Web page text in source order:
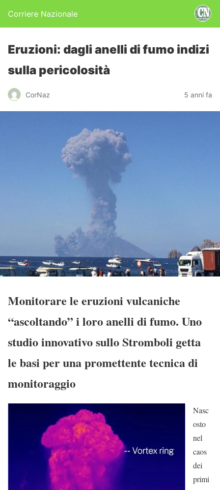
Corriere Nazionale
Eruzioni: dagli anelli di fumo indizi
sulla pericolosità
CorNaz 5 anni fa
Monitorare le eruzioni vulcaniche
“ascoltando” i loro anelli di fumo. Uno
studio innovativo sullo Stromboli getta
le basi per una promettente tecnica di
monitoraggio
Nasc
osto
nel
caos
dei
primi